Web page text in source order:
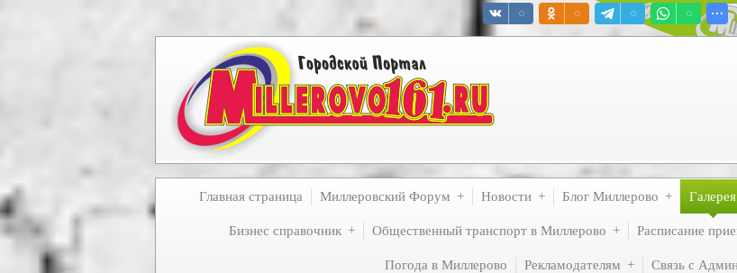
Главная страница Миллеровский Форум Новости Блог Миллерово Галерея
Бизнес справочник Общественный транспорт в Миллерово Расписание
Погода в Миллерово Рекламодателям Связь с